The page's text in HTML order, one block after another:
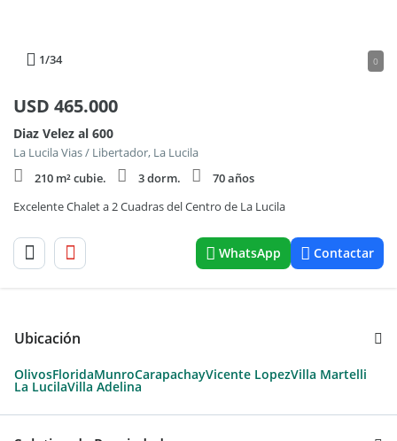
1/34 0
USD 465.000
Diaz Velez al 600
La Lucila Vias / Libertador, La Lucila
210 m² cubie.
3 dorm.
70 años
Excelente Chalet a 2 Cuadras del Centro de La Lucila
WhatsApp Contactar
Ubicación
OlivosFloridaMunroCarapachayVicente LopezVilla Martelli
La LucilaVilla Adelina